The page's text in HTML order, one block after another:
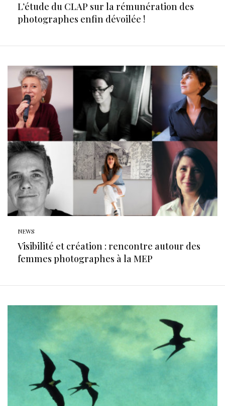
L’étude du CLAP sur la rémunération des
photographes enfin dévoilée !
NEWS
Visibilité et création : rencontre autour des
femmes photographes à la MEP